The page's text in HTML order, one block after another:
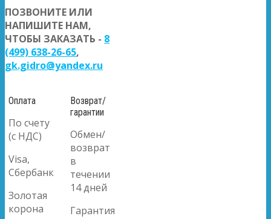
ПОЗВОНИТЕ ИЛИ
НАПИШИТЕ НАМ,
ЧТОБЫ ЗАКАЗАТЬ - 8
(499) 638-26-65,
gk.gidro@yandex.ru
Оплата
По счету
(с НДС)
Visa,
Сбербанк
Золотая
корона
Возврат/
гарантии
Обмен/
возврат
в
течении
14 дней
Гарантия